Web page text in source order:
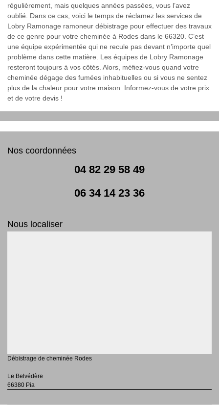
régulièrement, mais quelques années passées, vous l’avez
oublié. Dans ce cas, voici le temps de réclamez les services de
Lobry Ramonage ramoneur débistrage pour effectuer des travaux
de ce genre pour votre cheminée à Rodes dans le 66320. C’est
une équipe expérimentée qui ne recule pas devant n’importe quel
problème dans cette matière. Les équipes de Lobry Ramonage
resteront toujours à vos côtés. Alors, méfiez-vous quand votre
cheminée dégage des fumées inhabituelles ou si vous ne sentez
plus de la chaleur pour votre maison. Informez-vous de votre prix
et de votre devis !
Nos coordonnées
04 82 29 58 49
06 34 14 23 36
Nous localiser
Débistrage de cheminée Rodes
Le Belvédère
66380 Pia